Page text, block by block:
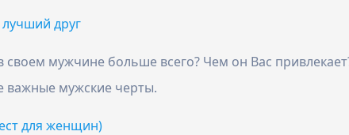
друг
своем мужчине больше всего? Чем он Вас
важные мужские черты.
для женщин)